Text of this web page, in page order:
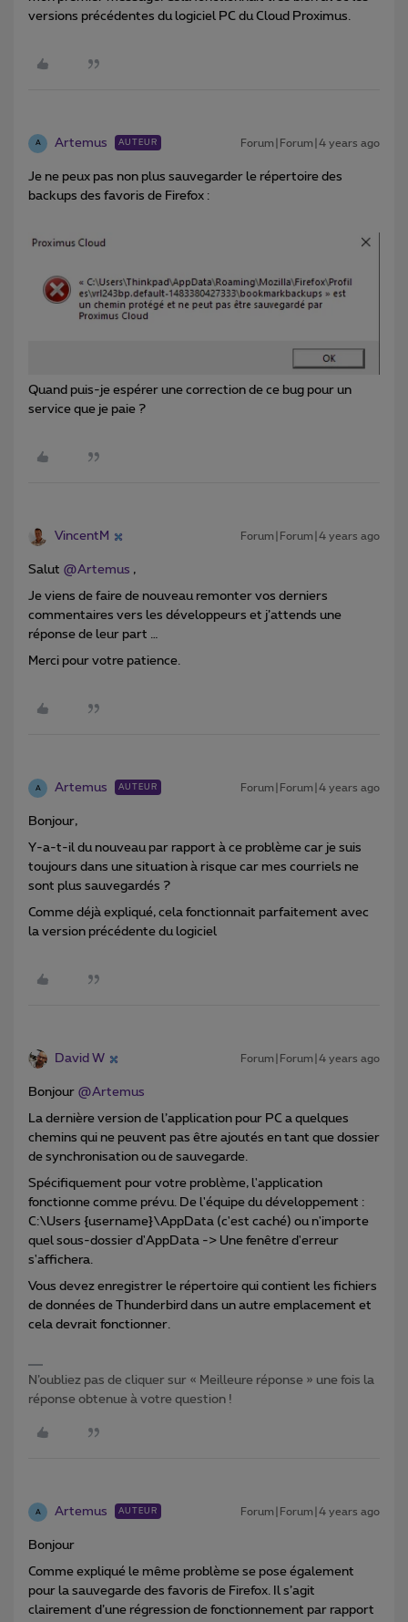
versions précédentes du logiciel PC du Cloud Proximus.
A Artemus AUTEUR Forum|Forum|4 years ago
Je ne peux pas non plus sauvegarder le répertoire des
backups des favoris de Firefox :
Quand puis-je espérer une correction de ce bug pour un
service que je paie ?
VincentM Forum|Forum|4 years ago
Salut @Artemus ,
Je viens de faire de nouveau remonter vos derniers
commentaires vers les développeurs et j’attends une
réponse de leur part …
Merci pour votre patience.
A Artemus AUTEUR Forum|Forum|4 years ago
Bonjour,
Y-a-t-il du nouveau par rapport à ce problème car je suis
toujours dans une situation à risque car mes courriels ne
sont plus sauvegardés ?
Comme déjà expliqué, cela fonctionnait parfaitement avec
la version précédente du logiciel
David W Forum|Forum|4 years ago
Bonjour @Artemus
La dernière version de l’application pour PC a quelques
chemins qui ne peuvent pas être ajoutés en tant que dossier
de synchronisation ou de sauvegarde.
Spécifiquement pour votre problème, l'application
fonctionne comme prévu. De l'équipe du développement :
C:\Users {username}\AppData (c'est caché) ou n'importe
quel sous-dossier d'AppData -> Une fenêtre d'erreur
s'affichera.
Vous devez enregistrer le répertoire qui contient les fichiers
de données de Thunderbird dans un autre emplacement et
cela devrait fonctionner.
N’oubliez pas de cliquer sur « Meilleure réponse » une fois la
réponse obtenue à votre question !
A Artemus AUTEUR Forum|Forum|4 years ago
Bonjour
Comme expliqué le même problème se pose également
pour la sauvegarde des favoris de Firefox. Il s’agit
clairement d’une régression de fonctionnement par rapport